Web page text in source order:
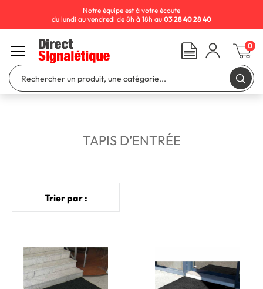
TAPIS D’ENTRÉE
Trier par :
Notre équipe est à votre écoute
du lundi au vendredi de 8h à 18h au 03 28 40 28 40
0